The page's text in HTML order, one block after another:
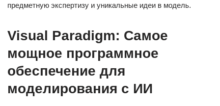
предметную экспертизу и уникальные идеи в модель.
Visual Paradigm: Самое
мощное программное
обеспечение для
моделирования с ИИ